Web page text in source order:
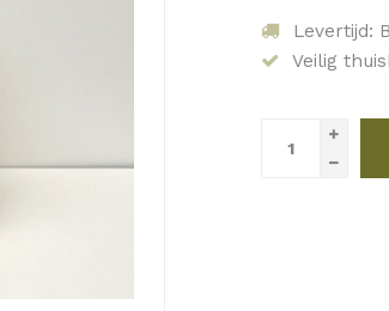
Levertijd:
Veilig